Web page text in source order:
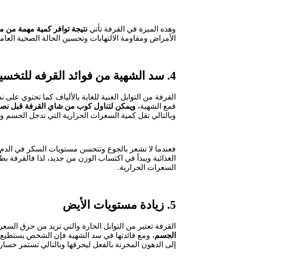
وهذه الميزة في القرفة تأتي نتيجة توافر كمية مهمة من
الأمراض ومقاومة الالتهابات وتحسين الحالة الصحية
4. سد الشهية من فوائد القرفه للتخسيس
القرفة من التوابل الغنية للغاية بالألياف كما تحتوي
قمع الشهية، ويمكن لتناول كوب من شاي القرفة قبل
وبالتالي تقل كمية السعرات الحرارية التي تدخل
فعندما لا تشعر بالجوع وتتحسن مستويات السكر في الدم
الغذائية ويبدأ في اكتساب الوزن من جديد، لذا
السعرات الحرارية.
5. زيادة مستويات الأيض
القرفة تعتبر من التوابل الحارة والتي تزيد من حرق
الجسم، ومع فائدتها في سد الشهية فإن الشخص يستطيع
إلى الدهون المخزنة بالفعل ليحرقها وبالتالي تستمر